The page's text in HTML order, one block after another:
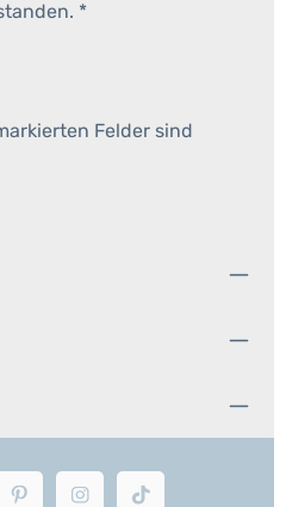
*
Felder sind